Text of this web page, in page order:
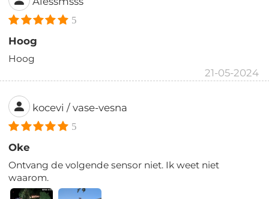
5
Hoog
Hoog
21-05-2024
kocevi / vase-vesna
5
Oke
Ontvang de volgende sensor niet. Ik weet niet
waarom.